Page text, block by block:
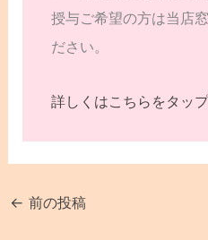
授与ご希望の方は当店
ださい。
詳しくはこちらをタッ
← 前の投稿